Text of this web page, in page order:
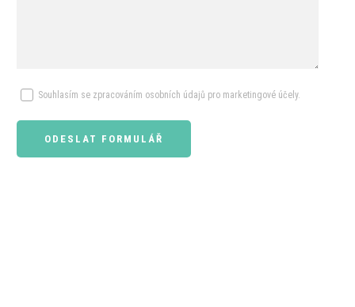
Souhlasím se zpracováním osobních údajů pro marketingové účely.
ODESLAT FORMULÁŘ